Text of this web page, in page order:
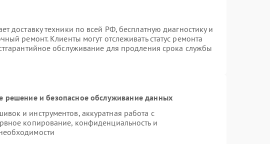
доставку техники по всей РФ, бесплатную диагностику и
ремонт. Клиенты могут отслеживать статус ремонта
обслуживание для продления срока службы
и безопасное обслуживание данных
и инструментов, аккуратная работа с
копирование, конфиденциальность и